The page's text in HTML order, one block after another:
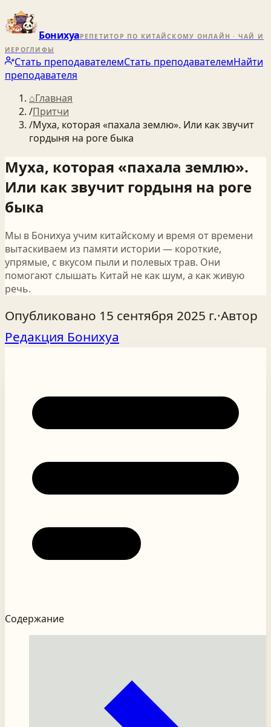
БонихуаРЕПЕТИТОР ПО КИТАЙСКОМУ ОНЛАЙН · ЧАЙ И
ИЕРОГЛИФЫ
Стать преподавателемСтать преподавателемНайти
преподавателя
⌂Главная
/Притчи
/Муха, которая «пахала землю». Или как звучит
гордыня на роге быка
Муха, которая «пахала землю».
Или как звучит гордыня на роге
быка
Мы в Бонихуа учим китайскому и время от времени
вытаскиваем из памяти истории — короткие,
упрямые, с вкусом пыли и полевых трав. Они
помогают слышать Китай не как шум, а как живую
речь.
Опубликовано 15 сентября 2025 г.·Автор
Редакция Бонихуа
Содержание